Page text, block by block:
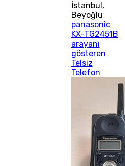
İstanbul ,
Beyoğlu
panasonic
KX-TG2451B
arayanı
gösteren
Telsiz
Telefon